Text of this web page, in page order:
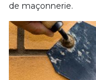
de maçonnerie.